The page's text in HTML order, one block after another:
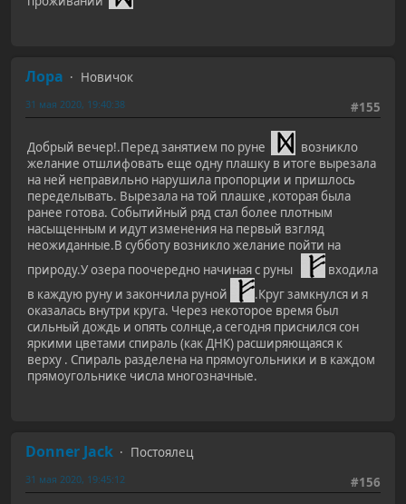
Лора
Новичок
#155
31 мая 2020, 19:40:38
Добрый вечер!.Перед занятием по руне
возникло
желание отшлифовать еще одну плашку в итоге вырезала
на ней неправильно нарушила пропорции и пришлось
переделывать. Вырезала на той плашке ,которая была
ранее готова. Событийный ряд стал более плотным
насыщенным и идут изменения на первый взгляд
неожиданные.В субботу возникло желание пойти на
природу.У озера поочередно начиная с руны
входила
в каждую руну и закончила руной
.Круг замкнулся и я
оказалась внутри круга. Через некоторое время был
сильный дождь и опять солнце,а сегодня приснился сон
яркими цветами спираль (как ДНК) расширяющаяся к
верху . Спираль разделена на прямоугольники и в каждом
прямоугольнике числа многозначные.
Donner Jack
Постоялец
#156
31 мая 2020, 19:45:12